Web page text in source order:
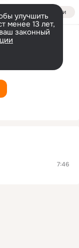
Войти
улучшить
менее 13 лет,
законный
7:46